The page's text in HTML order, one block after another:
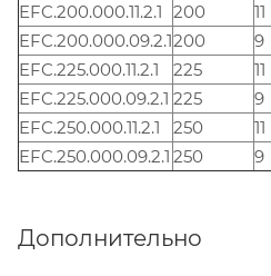
EFC.200.000.11.2.1 200 11
EFC.200.000.09.2.1200 9
EFC.225.000.11.2.1
225 11
EFC.225.000.09.2.1 225 9
EFC.250.000.11.2.1
250 11
EFC.250.000.09.2.1 250 9
Дополнительно